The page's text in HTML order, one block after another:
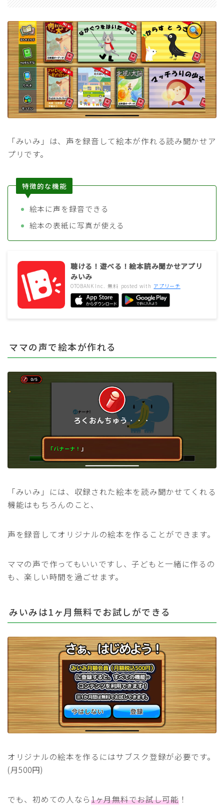
「みいみ」は、声を録音して絵本が作れる読み聞かせア
プリです。
特徴的な機能
絵本に声を録音できる
絵本の表紙に写真が使える
聴ける！遊べる！絵本読み聞かせアプリ
みいみ
OTOBANK Inc. 無料 posted with アプリーチ
ママの声で絵本が作れる
「みいみ」には、収録された絵本を読み聞かせてくれる
機能はもちろんのこと、
声を録音してオリジナルの絵本を作ることができます。
ママの声で作ってもいいですし、子どもと一緒に作るの
も、楽しい時間を過ごせます。
みいみは1ヶ月無料でお試しができる
オリジナルの絵本を作るにはサブスク登録が必要です。
(月500円)
でも、初めての人なら1ヶ月無料でお試し可能！